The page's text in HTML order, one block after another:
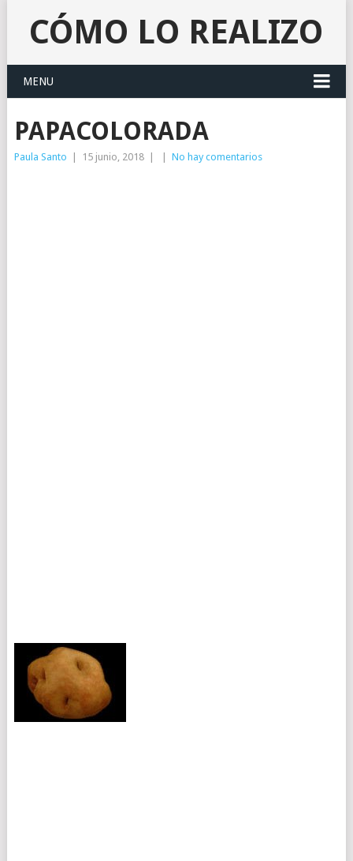
CÓMO LO REALIZO
MENU
PAPACOLORADA
Paula Santo 15 junio, 2018 No hay comentarios